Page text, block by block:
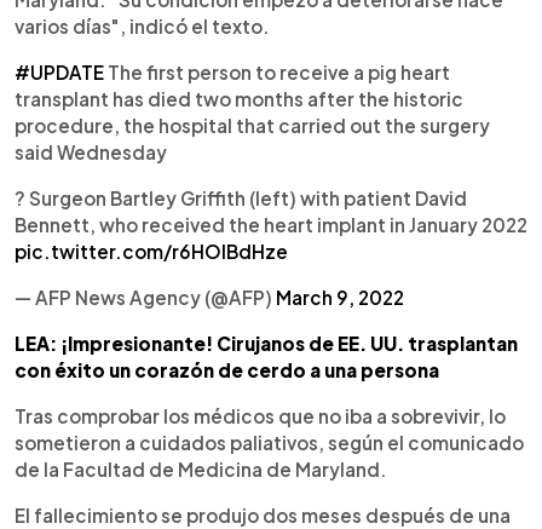
varios días", indicó el texto.
#UPDATE The first person to receive a pig heart
transplant has died two months after the historic
procedure, the hospital that carried out the surgery
said Wednesday
? Surgeon Bartley Griffith (left) with patient David
Bennett, who received the heart implant in January 2022
pic.twitter.com/r6HOlBdHze
— AFP News Agency (@AFP) March 9, 2022
LEA: ¡Impresionante! Cirujanos de EE. UU. trasplantan
con éxito un corazón de cerdo a una persona
Tras comprobar los médicos que no iba a sobrevivir, lo
sometieron a cuidados paliativos, según el comunicado
de la Facultad de Medicina de Maryland.
El fallecimiento se produjo dos meses después de una